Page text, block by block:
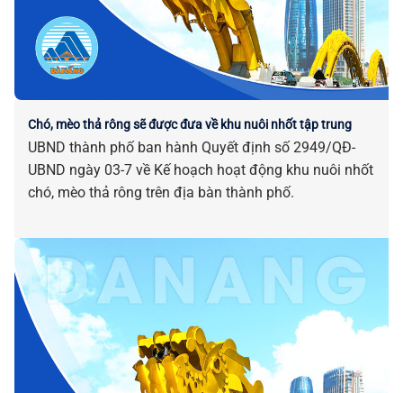
Chó, mèo thả rông sẽ được đưa về khu nuôi nhốt tập trung
UBND thành phố ban hành Quyết định số 2949/QĐ-
UBND ngày 03-7 về Kế hoạch hoạt động khu nuôi nhốt
chó, mèo thả rông trên địa bàn thành phố.